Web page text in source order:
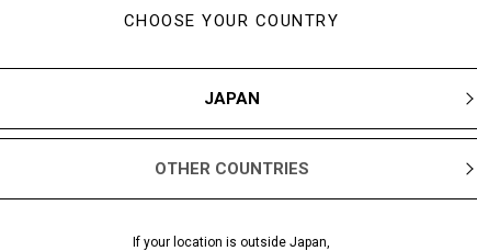
CHOOSE YOUR COUNTRY
JAPAN
OTHER COUNTRIES
If your location is outside Japan,
この商品を使ったスタイリング